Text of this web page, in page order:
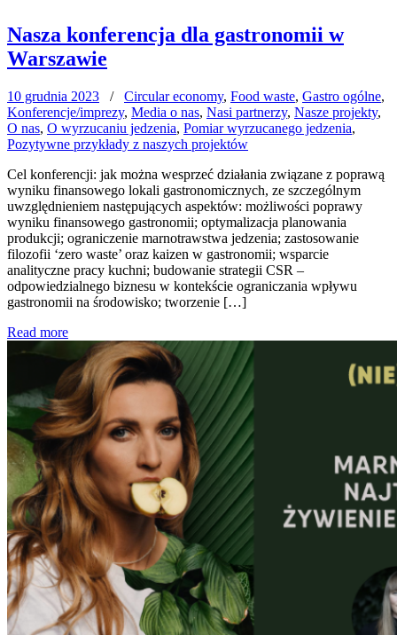
Nasza konferencja dla gastronomii w
Warszawie
10 grudnia 2023 / Circular economy, Food waste, Gastro ogólne,
Konferencje/imprezy, Media o nas, Nasi partnerzy, Nasze projekty,
O nas, O wyrzucaniu jedzenia, Pomiar wyrzucanego jedzenia,
Pozytywne przykłady z naszych projektów
Cel konferencji: jak można wesprzeć działania związane z poprawą
wyniku finansowego lokali gastronomicznych, ze szczególnym
uwzględnieniem następujących aspektów: możliwości poprawy
wyniku finansowego gastronomii; optymalizacja planowania
produkcji; ograniczenie marnotrawstwa jedzenia; zastosowanie
filozofii ‘zero waste’ oraz kaizen w gastronomii; wsparcie
analityczne pracy kuchni; budowanie strategii CSR –
odpowiedzialnego biznesu w kontekście ograniczania wpływu
gastronomii na środowisko; tworzenie […]
Read more